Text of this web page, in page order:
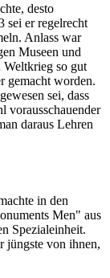
desto
sei er regelrecht
Anlass war
Museen und
so gut
gemacht worden.
sei, dass
vorausschauender
daraus Lehren
in den
Men" aus
Spezialeinheit.
jüngste von ihnen,